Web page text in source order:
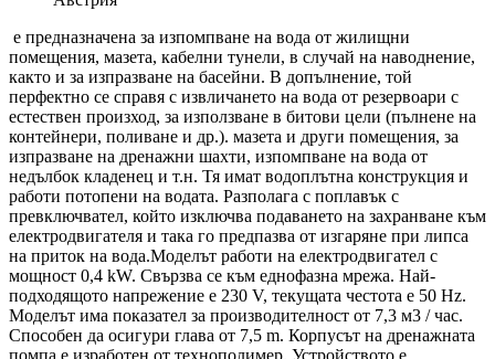
е предназначена за изпомпване на вода от жилищни
помещения, мазета, кабелни тунели, в случай на наводнение,
както и за изпразване на басейни. В допълнение, той
перфектно се справя с извличането на вода от резервоари с
естествен произход, за използване в битови цели (пълнене на
контейнери, поливане и др.). мазета и други помещения, за
изпразване на дренажни шахти, изпомпване на вода от
недълбок кладенец и т.н. Тя имат водоплътна конструкция и
работи потопени на водата. Разполага с поплавък с
превключвател, който изключва подаването на захранване към
електродвигателя и така го предпазва от изгаряне при липса
на приток на вода.Моделът работи на електродвигател с
мощност 0,4 kW. Свързва се към еднофазна мрежа. Най-
подходящото напрежение е 230 V, текущата честота е 50 Hz.
Моделът има показател за производителност от 7,3 м3 / час.
Способен да осигури глава от 7,5 m. Корпусът на дренажната